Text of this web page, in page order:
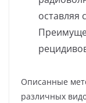
оставляя
Описанные
различных